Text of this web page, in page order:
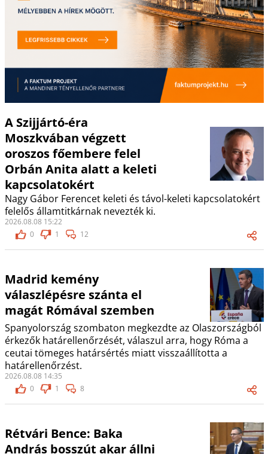
A Szijjártó-éra
Moszkvában végzett
oroszos főembere felel
Orbán Anita alatt a keleti
kapcsolatokért
Nagy Gábor Ferencet keleti és távol-keleti kapcsolatokért
felelős államtitkárnak nevezték ki.
2026.08.08 15:22
0
1 12
Madrid kemény
válaszlépésre szánta el
magát Rómával szemben
Spanyolország szombaton megkezdte az Olaszországból
érkezők határellenőrzését, válaszul arra, hogy Róma a
ceutai tömeges határsértés miatt visszaállította a
határellenőrzést.
2026.08.08 14:35
0
1 8
Rétvári Bence: Baka
András bosszút akar állni